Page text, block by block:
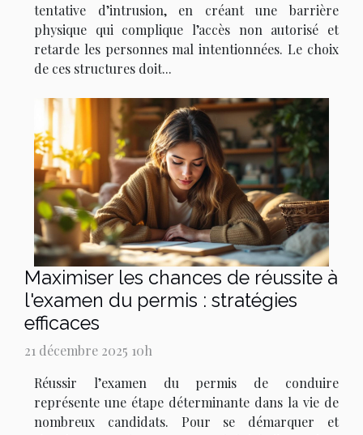
tentative d’intrusion, en créant une barrière
physique qui complique l’accès non autorisé et
retarde les personnes mal intentionnées. Le choix
de ces structures doit...
Maximiser les chances de réussite à
l'examen du permis : stratégies
efficaces
21 décembre 2025 10h
Réussir l’examen du permis de conduire
représente une étape déterminante dans la vie de
nombreux candidats. Pour se démarquer et